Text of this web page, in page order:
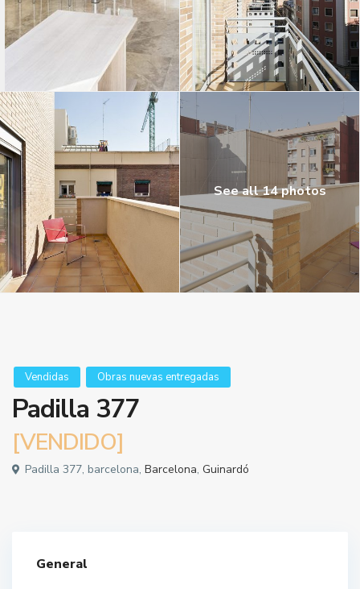
See all 14 photos
Vendidas Obras nuevas entregadas
Padilla 377
[VENDIDO]
Padilla 377, barcelona, Barcelona, Guinardó
General